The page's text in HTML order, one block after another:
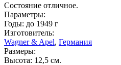
Состояние отличное.
Параметры:
Годы: до 1949 г
Изготовитель:
Wagner & Apel, Германия
Размеры:
Высота: 12,5 см.